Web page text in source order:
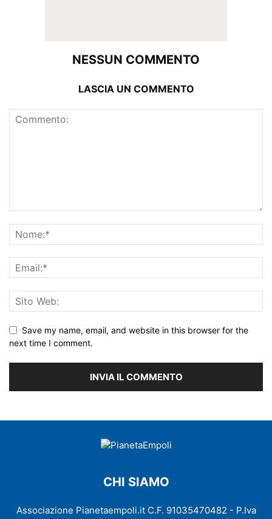
NESSUN COMMENTO
LASCIA UN COMMENTO
Save my name, email, and website in this browser for the
next time I comment.
CHI SIAMO
Associazione Pianetaempoli.it C.F. 91035470482 - P.Iva